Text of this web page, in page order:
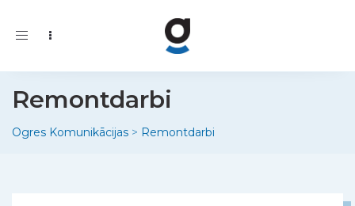
Toggle
Remontdarbi
Ogres Komunikācijas > Remontdarbi